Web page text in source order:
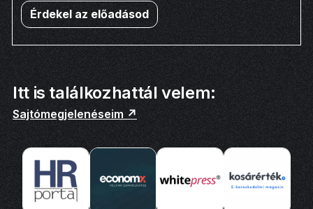
Érdekel az előadásod
Itt is találkozhattál velem:
Sajtómegjelenéseim ↗️